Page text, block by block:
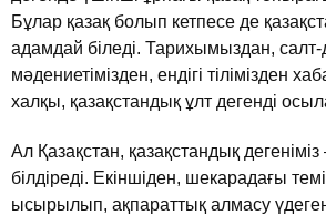
Бұлар қазақ болып кетпесе де
адамдай бiледi. Тарихымыздан, салт-
мәдениетiмiзден, ендiгi тiлiмiзден
халқы, қазақстандық ұлт дегендi
Ал Қазақстан, қазақстандық
бiлдiредi. Екiншiден, шекарадағы
ысырылып, ақпараттық алмасу